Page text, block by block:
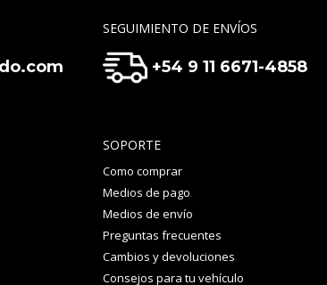
SEGUIMIENTO DE ENVÍOS
+54 9 11 6671-4858
SOPORTE
Como comprar
Medios de pago
Medios de envío
Preguntas frecuentes
Cambios y devoluciones
Consejos para tu vehículo